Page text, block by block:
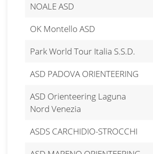
NOALE ASD
OK Montello ASD
Park World Tour Italia S.S.D.
ASD PADOVA ORIENTEERING
ASD Orienteering Laguna
Nord Venezia
ASDS CARCHIDIO-STROCCHI